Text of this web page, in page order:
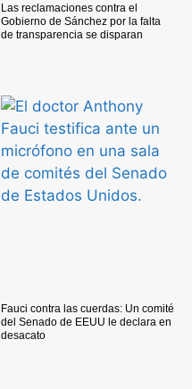
Las reclamaciones contra el
Gobierno de Sánchez por la falta
de transparencia se disparan
Fauci contra las cuerdas: Un comité
del Senado de EEUU le declara en
desacato